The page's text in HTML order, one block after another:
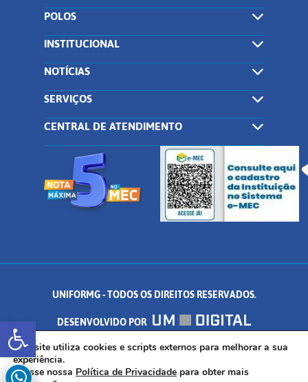
Abrir a barra de ferramentas
POLOS
INSTITUCIONAL
NOTÍCIAS
SERVIÇOS
CENTRAL DE ATENDIMENTO
UNIFORMG - TODOS OS DIREITOS RESERVADOS.
DESENVOLVIDO POR
AV. DR. ARNALDO DE SENNA, 328 - PALMEIRAS, FORMIGA/MG - CEP:
35.574.530
Este site utiliza cookies e scripts externos para melhorar a sua
experiência.
Acesse nossa Política de Privacidade para obter mais